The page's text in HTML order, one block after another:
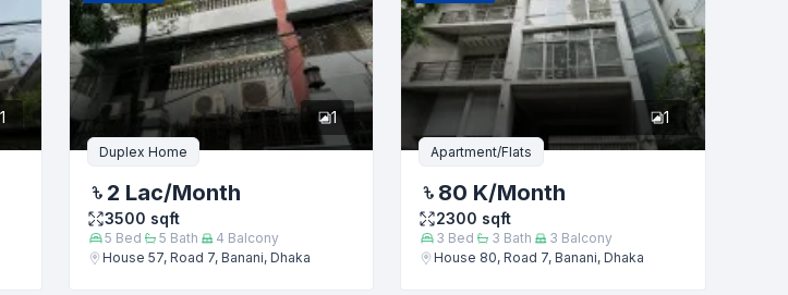
1 1
Duplex Home
2 Lac/Month
3500 sqft
5 Bed 5 Bath 4 Balcony
House 57, Road 7, Banani, Dhaka
1
Apartment/Flats
80 K/Month
2300 sqft
3 Bed 3 Bath 3 Balcony
House 80, Road 7, Banani, Dhaka